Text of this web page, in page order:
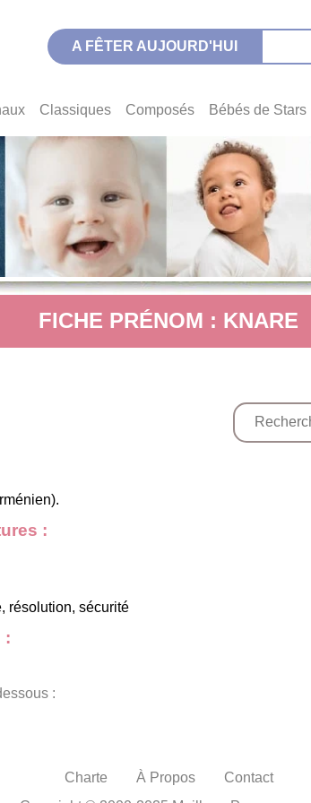
A FÊTER AUJOURD'HUI
Classiques Composés Bébés de Stars
FICHE PRÉNOM : KNARE
:
résolution, sécurité
:
:
Charte À Propos
Contact